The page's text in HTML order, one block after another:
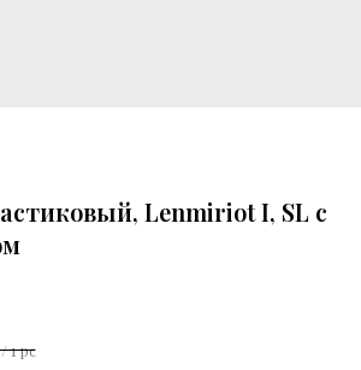
Lenmiriot I, SL c
/1 pc